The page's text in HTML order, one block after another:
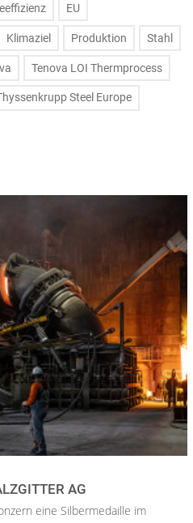
EU
Klimaziel Produktion Stahl
Tenova LOI Thermprocess
Steel Europe
AG
eine Silbermedaille im